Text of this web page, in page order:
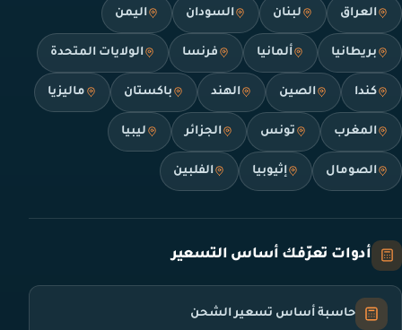
العراق لبنان السودان اليمن
بريطانيا ألمانيا فرنسا الولايات المتحدة
كندا الصين الهند باكستان ماليزيا
المغرب تونس الجزائر ليبيا
الصومال إثيوبيا الفلبين
أدوات تعرّفك أساس التسعير
حاسبة أساس تسعير الشحن